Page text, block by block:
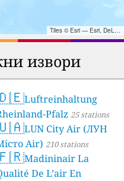
Tiles © Esri — Esri, DeLorme, NAVTEQ, TomTom, Intermap, iPC, USGS, FAO, NPS, NRCAN, GeoBase, Kadaster NL, Ordnance Survey, Esri Japan, METI, Esri China (Hong Kong), and the GIS User Community
извори
Luftreinhaltung
Pfalz 25 stations
LUN City Air (ЛУН
Air) 210 stations
Madininair La
De L’air En